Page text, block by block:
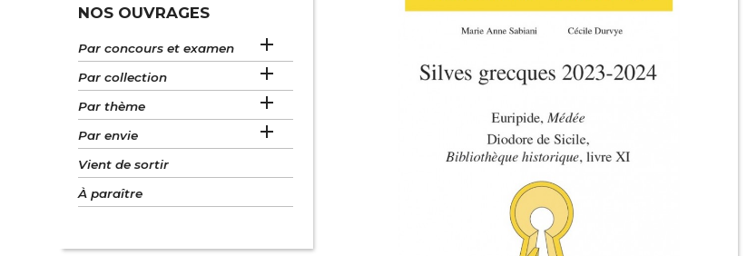
NOS OUVRAGES
Par concours et examen 
Par collection 
Par thème 
Par envie 
Vient de sortir
À paraître